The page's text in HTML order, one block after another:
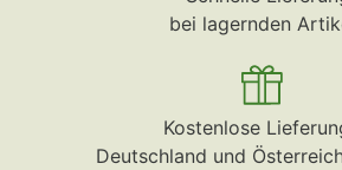
bei lagernden
Kostenlose
Deutschland und